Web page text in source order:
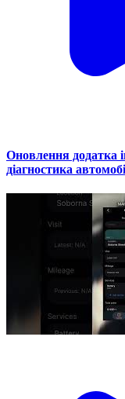
Оновлення додатка
діагностика